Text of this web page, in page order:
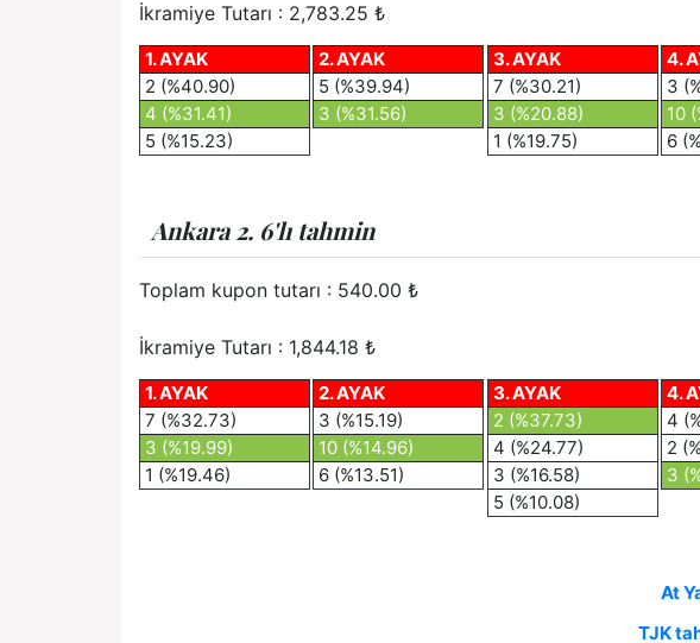
İkramiye Tutarı : 2,783.25 ₺
1. AYAK
2 (%40.90)
4 (%31.41)
5 (%15.23)
2. AYAK
5 (%39.94)
3 (%31.56)
3. AYAK
7 (%30.21)
3 (%20.88)
1 (%19.75)
4.
3
10
6
Ankara 2. 6'lı tahmin
Toplam kupon tutarı : 540.00 ₺
İkramiye Tutarı : 1,844.18 ₺
1. AYAK
7 (%32.73)
3 (%19.99)
1 (%19.46)
2. AYAK
3 (%15.19)
10 (%14.96)
6 (%13.51)
3. AYAK
2 (%37.73)
4 (%24.77)
3 (%16.58)
5 (%10.08)
4.
4
2
3
At
TJK